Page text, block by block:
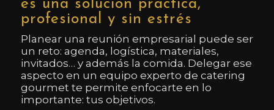
es una solución práctica,
profesional y sin estrés
Planear una reunión empresarial puede ser
un reto: agenda, logística, materiales,
invitados… y además la comida. Delegar ese
aspecto en un equipo experto de catering
gourmet te permite enfocarte en lo
importante: tus objetivos.